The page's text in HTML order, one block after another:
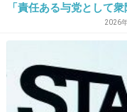
28. 匿名2015/10/10(土) 15:21:36
そういう家庭と
もし私が彼と付
の教組だったら
「責任ある与党として衆
公約に掲げ理解賜った」
2026